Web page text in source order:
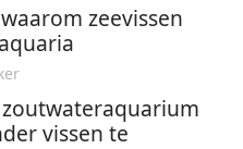
zeevissen
vissen te